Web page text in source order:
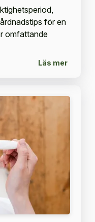
för en
omfattande
Läs mer